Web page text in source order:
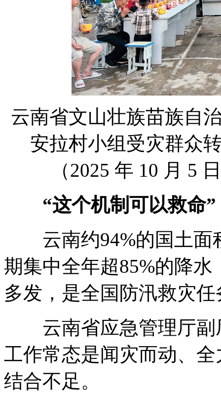
云南省文山壮族苗族自
安拉村小组受灾群众
（2025 年 10 月 5
“这个机制可以救命”
云南约94%的国土面
期集中全年超85%的降
多发，是全国防汛救灾
云南省应急管理厅副
工作常态是闻灾而动、
结合不足。